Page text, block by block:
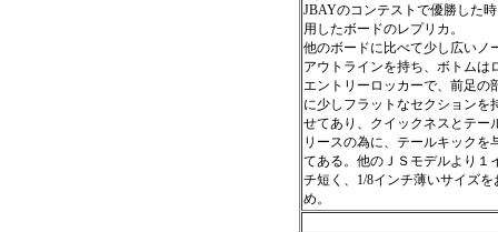
JBAYのコンテストで優勝した
用したボードのレプリカ。
他のボードに比べて少し広いノ
アウトラインを持ち、ボトムは
エントリーロッカーで、前足の
に少しフラットなセクションを
せてあり、クイックネスとテー
リースの為に、テールキックを
てある。他のＪＳモデルより１
チ短く、1/8インチ薄いサイズを
め。